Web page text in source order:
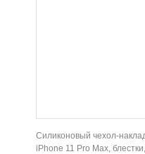
Силиконовый чехол-
iPhone 11 Pro Max,